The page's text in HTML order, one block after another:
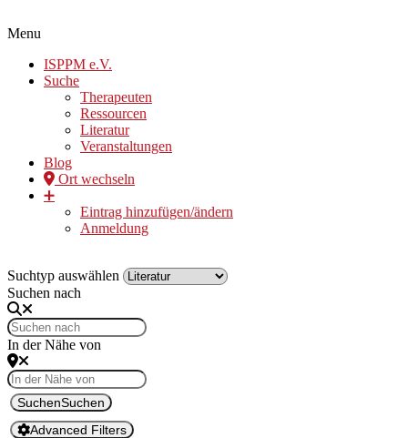
Menu
ISPPM e.V.
Suche
Therapeuten
Ressourcen
Literatur
Veranstaltungen
Blog
Ort wechseln
➕
Eintrag hinzufügen/ändern
Anmeldung
Suchtyp auswählen
Suchen nach
In der Nähe von
SuchenSuchen
Advanced Filters